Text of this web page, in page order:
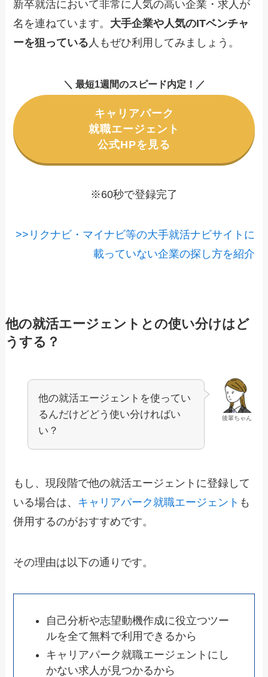
新卒就活において非常に人気の高い企業・求人が
名を連ねています。 大手企業や人気のITベンチャ
ーを狙っている 人もぜひ利用してみましょう。
＼ 最短1週間のスピード内定！／
キャリアパーク
就職エージェント
公式HPを見る
※60秒で登録完了
>>リクナビ・マイナビ等の大手就活ナビサイトに
載っていない企業の探し方を紹介
他の就活エージェントとの使い分けはど
うする？
後輩ちゃん
他の就活エージェントを使ってい
るんだけどどう使い分ければい
い？
もし、現段階で他の就活エージェントに登録して
いる場合は、 キャリアパーク就職エージェント も
併用するのがおすすめです。
その理由は以下の通りです。
自己分析や志望動機作成に役立つツー
ルを全て無料で利用できるから
キャリアパーク就職エージェントにし
かない求人が見つかるから